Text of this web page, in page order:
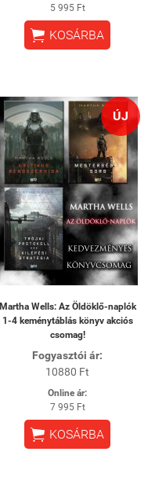
5 995 Ft
 KOSÁRBA
ÚJ
Martha Wells: Az Öldöklő-naplók
1-4 keménytáblás könyv akciós
csomag!
Fogyasztói ár:
10880 Ft
Online ár:
7 995 Ft
 KOSÁRBA